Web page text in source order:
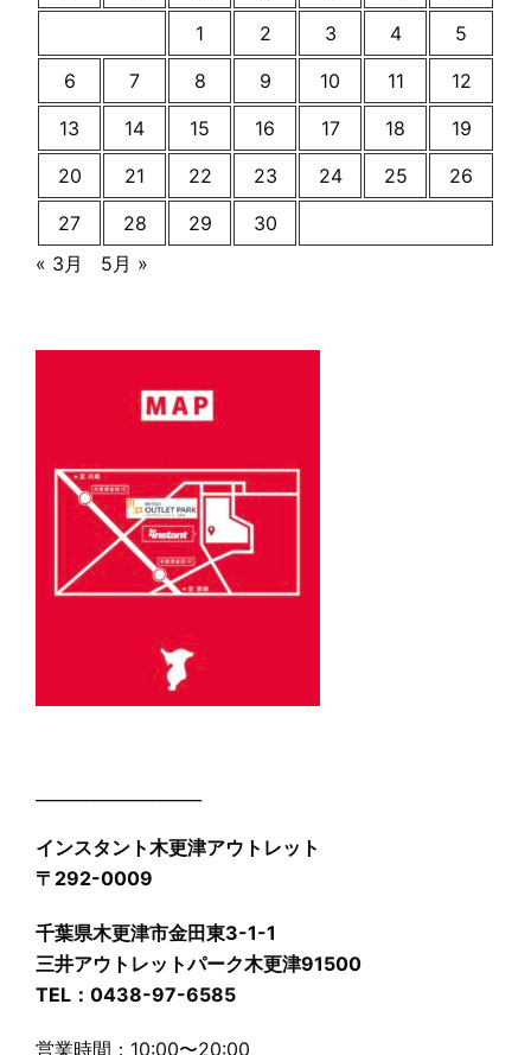
1
2 3 4
5
6
7 8 9 10 11
12
13
14 15 16 17 18
19
20
21 22 23 24 25
26
27
28 29
30
« 3月
5月 »
インスタント木更津アウトレット
〒292-0009
千葉県木更津市金田東3-1-1
三井アウトレットパーク木更津91500
TEL：0438-97-6585
営業時間：10:00〜20:00